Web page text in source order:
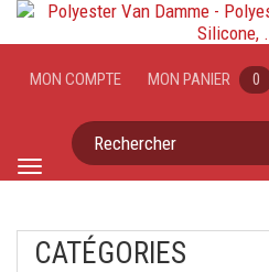
Toggle
MON COMPTE MON PANIER 0
Rechercher
CATÉGORIES